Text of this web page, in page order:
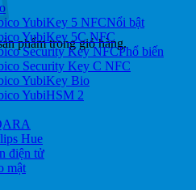
phẩm trong giỏ hàng.
YubiKey 5 NFC
YubiKey 5C NFC
Security Key NFC
Security Key C NFC
YubiKey Bio
YubiHSM 2
Hue
điện tử
mật